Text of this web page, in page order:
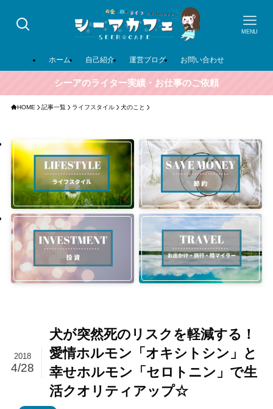
MENU
ホーム 自己紹介 運営ブログ お問い合わせ
シーアのライター実績・お仕事のご依頼
HOME 記事一覧 ライフスタイル 犬のこと
犬が突然死のリスクを軽減する！
愛情ホルモン「オキシトシン」と
幸せホルモン「セロトニン」で生
活クオリティアップ☆
2018
4/28